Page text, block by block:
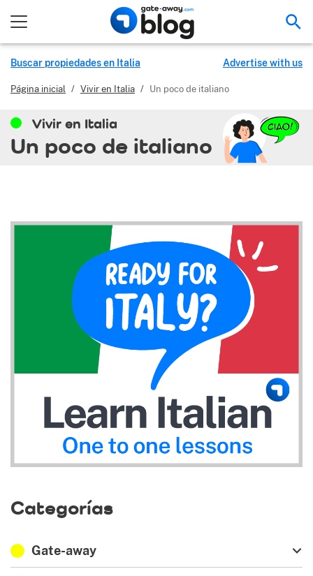
Buscar propiedades en Italia Advertise with us
Página inicial / Vivir en Italia / Un poco de italiano
Vivir en Italia
Un poco de italiano
Categorías
Gate-away